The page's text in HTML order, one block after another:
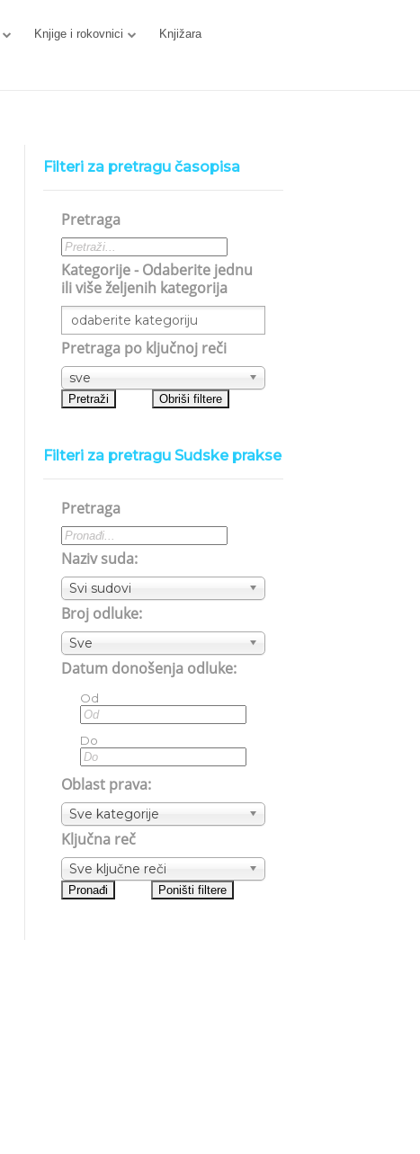
Knjige i rokovnici Knjižara
Filteri za pretragu časopisa
Pretraga
Kategorije - Odaberite jednu
ili više željenih kategorija
Pretraga po ključnoj reči
sve
Filteri za pretragu Sudske prakse
Pretraga
Naziv suda:
Svi sudovi
Broj odluke:
Sve
Datum donošenja odluke:
Od
Do
Oblast prava:
Sve kategorije
Ključna reč
Sve ključne reči